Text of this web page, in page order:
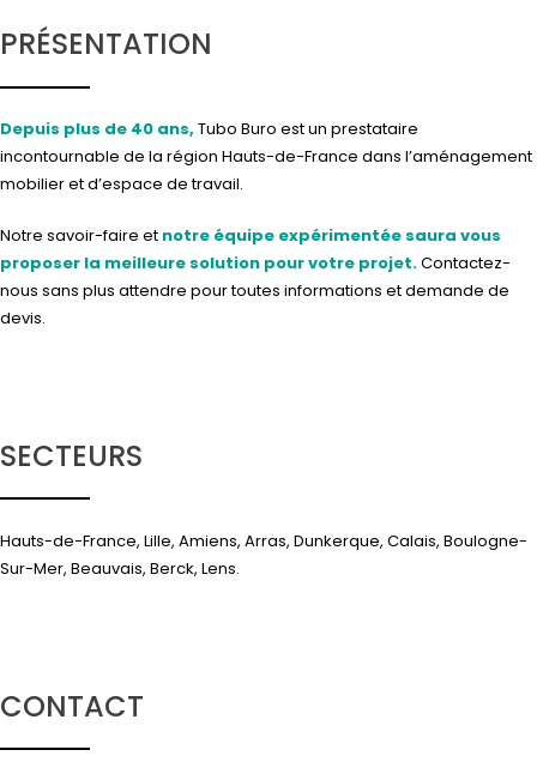
PRÉSENTATION
Depuis plus de 40 ans, Tubo Buro est un prestataire
incontournable de la région Hauts-de-France dans l’aménagement
mobilier et d’espace de travail.
Notre savoir-faire et notre équipe expérimentée saura vous
proposer la meilleure solution pour votre projet.Contactez-
nous sans plus attendre pour toutes informations et demande de
devis.
SECTEURS
Hauts-de-France, Lille, Amiens, Arras, Dunkerque, Calais, Boulogne-
Sur-Mer, Beauvais, Berck, Lens.
CONTACT